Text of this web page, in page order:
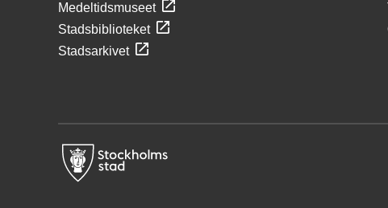
Medeltidsmuseet
Stadsbiblioteket
Stadsarkivet